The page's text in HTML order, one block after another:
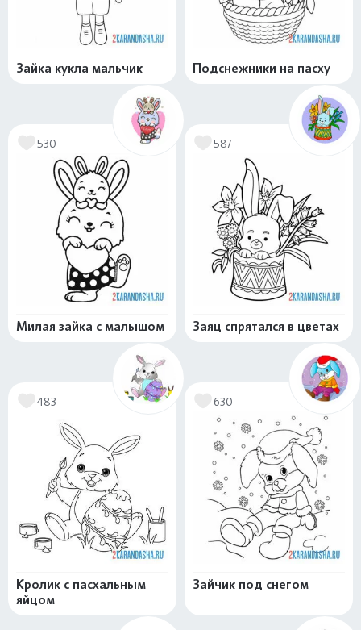
Зайка кукла мальчик Подснежники на пасху
530
Милая зайка с малышом
587
Заяц спрятался в цветах
483
Кролик с пасхальным
яйцом
630
Зайчик под снегом